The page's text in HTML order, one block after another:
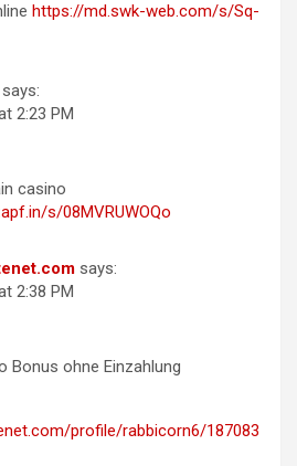
https://md.swk-web.com/s/Sq-
says:
2:23 PM
casino
s/08MVRUWOQo
says:
2:38 PM
Bonus ohne Einzahlung
profile/rabbicorn6/187083